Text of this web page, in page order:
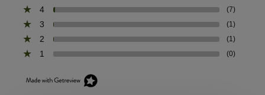
4 (7)
3 (1)
2 (1)
1 (0)